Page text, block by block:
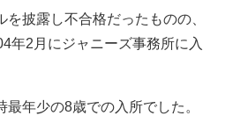
披露し不合格だったものの、
年2月にジャニーズ事務所に入
年少の8歳での入所でした。